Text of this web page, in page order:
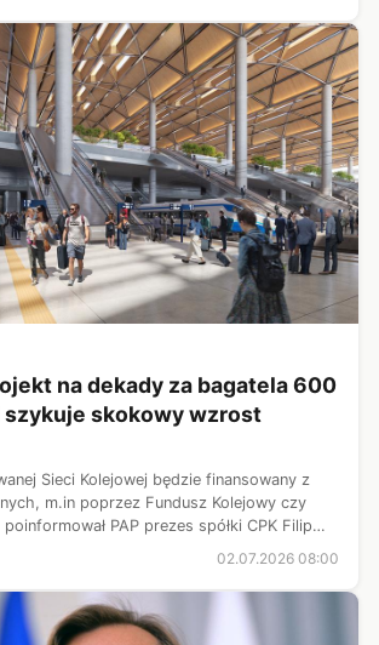
na dekady za bagatela 600
szykuje skokowy wzrost
Sieci Kolejowej będzie finansowany z
m.in poprzez Fundusz Kolejowy czy
PAP prezes spółki CPK Filip
nadzieję, że szczegółowe mechanizmy
02.07.2026 08:00